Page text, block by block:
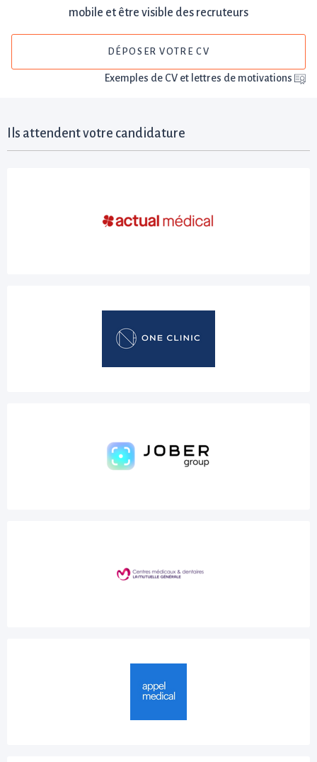
mobile et être visible des recruteurs
DÉPOSER VOTRE CV
Exemples de CV et lettres de motivations
Ils attendent votre candidature